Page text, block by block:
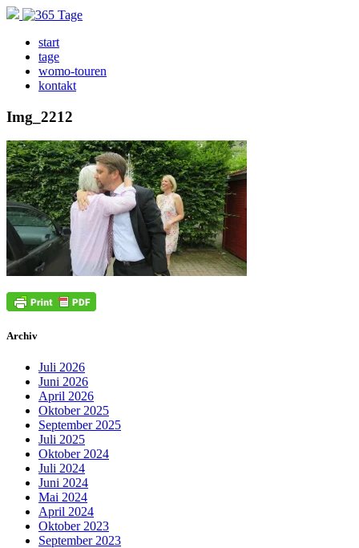
start
tage
womo-touren
kontakt
Img_2212
Archiv
Juli 2026
Juni 2026
April 2026
Oktober 2025
September 2025
Juli 2025
Oktober 2024
Juli 2024
Juni 2024
Mai 2024
April 2024
Oktober 2023
September 2023